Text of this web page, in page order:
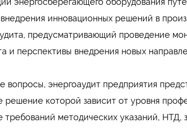
инновационных решений в
предусматривающий проведение
и перспективы внедрения новых
вопросы, энергоаудит предприятия
решение которой зависит от уровня
методических указаний, НТД,